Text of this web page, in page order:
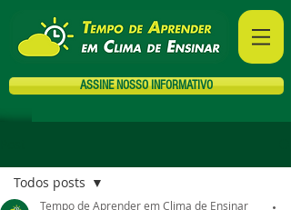
ASSINE NOSSO INFORMATIVO
Todos posts
Tempo de Aprender em Clima de Ensinar